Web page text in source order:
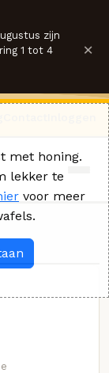
zijn
1 tot 4
×
met honing.
lekker te
voor meer